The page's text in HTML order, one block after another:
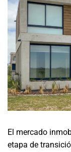
El mercado
etapa de